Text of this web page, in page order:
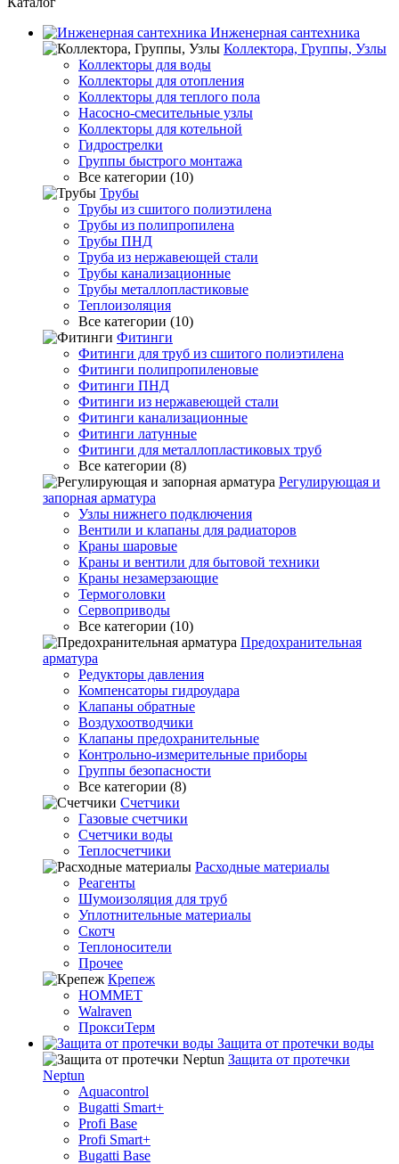
Инженерная сантехника
Коллектора, Группы, Узлы
Коллекторы для воды
Коллекторы для отопления
Коллекторы для теплого пола
Насосно-смесительные узлы
Коллекторы для котельной
Гидрострелки
Группы быстрого монтажа
Все категории (10)
Трубы
Трубы из сшитого полиэтилена
Трубы из полипропилена
Трубы ПНД
Труба из нержавеющей стали
Трубы канализационные
Трубы металлопластиковые
Теплоизоляция
Все категории (10)
Фитинги
Фитинги для труб из сшитого полиэтилена
Фитинги полипропиленовые
Фитинги ПНД
Фитинги из нержавеющей стали
Фитинги канализационные
Фитинги латунные
Фитинги для металлопластиковых труб
Все категории (8)
Регулирующая и
запорная арматура
Узлы нижнего подключения
Вентили и клапаны для радиаторов
Краны шаровые
Краны и вентили для бытовой техники
Краны незамерзающие
Термоголовки
Сервоприводы
Все категории (10)
Предохранительная
арматура
Редукторы давления
Компенсаторы гидроудара
Клапаны обратные
Воздухоотводчики
Клапаны предохранительные
Контрольно-измерительные приборы
Группы безопасности
Все категории (8)
Счетчики
Газовые счетчики
Счетчики воды
Теплосчетчики
Расходные материалы
Реагенты
Шумоизоляция для труб
Уплотнительные материалы
Скотч
Теплоносители
Прочее
Крепеж
HOMMET
Walraven
ПроксиТерм
Защита от протечки воды
Защита от протечки
Neptun
Aquacontrol
Bugatti Smart+
Profi Base
Profi Smart+
Bugatti Base